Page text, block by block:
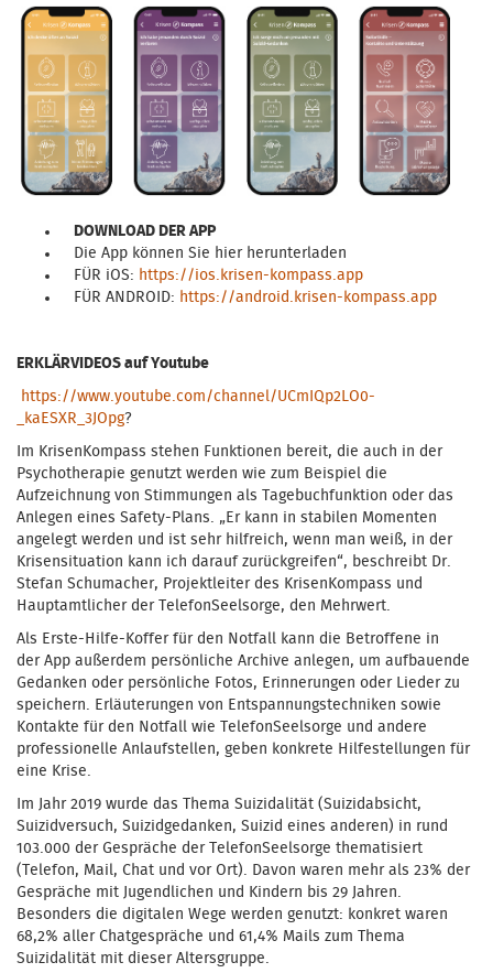
DOWNLOAD DER APP
Die App können Sie hier herunterladen
FÜR iOS: https://ios.krisen-kompass.app
FÜR ANDROID: https://android.krisen-kompass.app
ERKLÄRVIDEOS auf Youtube
https://www.youtube.com/channel/UCmIQp2LO0-
_kaESXR_3JOpg?
Im KrisenKompass stehen Funktionen bereit, die auch in der
Psychotherapie genutzt werden wie zum Beispiel die
Aufzeichnung von Stimmungen als Tagebuchfunktion oder das
Anlegen eines Safety-Plans. „Er kann in stabilen Momenten
angelegt werden und ist sehr hilfreich, wenn man weiß, in der
Krisensituation kann ich darauf zurückgreifen“, beschreibt Dr.
Stefan Schumacher, Projektleiter des KrisenKompass und
Hauptamtlicher der TelefonSeelsorge, den Mehrwert.
Als Erste-Hilfe-Koffer für den Notfall kann die Betroffene in
der App außerdem persönliche Archive anlegen, um aufbauende
Gedanken oder persönliche Fotos, Erinnerungen oder Lieder zu
speichern. Erläuterungen von Entspannungstechniken sowie
Kontakte für den Notfall wie TelefonSeelsorge und andere
professionelle Anlaufstellen, geben konkrete Hilfestellungen für
eine Krise.
Im Jahr 2019 wurde das Thema Suizidalität (Suizidabsicht,
Suizidversuch, Suizidgedanken, Suizid eines anderen) in rund
103.000 der Gespräche der TelefonSeelsorge thematisiert
(Telefon, Mail, Chat und vor Ort). Davon waren mehr als 23% der
Gespräche mit Jugendlichen und Kindern bis 29 Jahren.
Besonders die digitalen Wege werden genutzt: konkret waren
68,2% aller Chatgespräche und 61,4% Mails zum Thema
Suizidalität mit dieser Altersgruppe.